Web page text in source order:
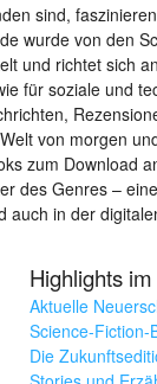
sind,
wurde von den
und richtet sich
für soziale und
von morgen
zum Download
des Genres –
in der
Highlights
Aktuelle
Science-Fiction-
Die